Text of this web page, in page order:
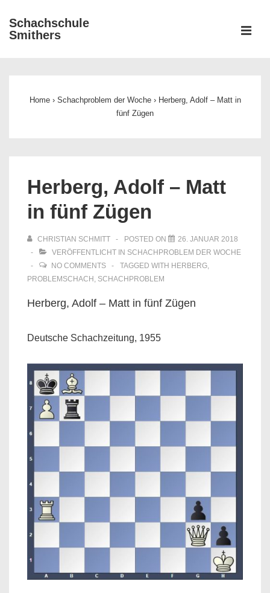
Zum
Inhalt
Schachschule
Smithers
Home › Schachproblem der Woche › Herberg, Adolf – Matt in
fünf Zügen
Herberg, Adolf – Matt
in fünf Zügen
CHRISTIAN SCHMITT POSTED ON
26. JANUAR 2018
VERÖFFENTLICHT IN SCHACHPROBLEM DER WOCHE
NO COMMENTS
TAGGED WITH HERBERG,
PROBLEMSCHACH , SCHACHPROBLEM
Herberg, Adolf – Matt in fünf Zügen
Deutsche Schachzeitung, 1955